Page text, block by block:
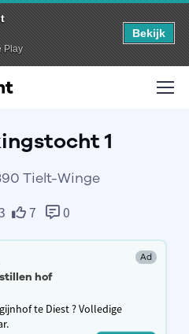
Play
Bekijk
1
Tielt-Winge
7 0
Ad
hof
te Diest ? Volledige